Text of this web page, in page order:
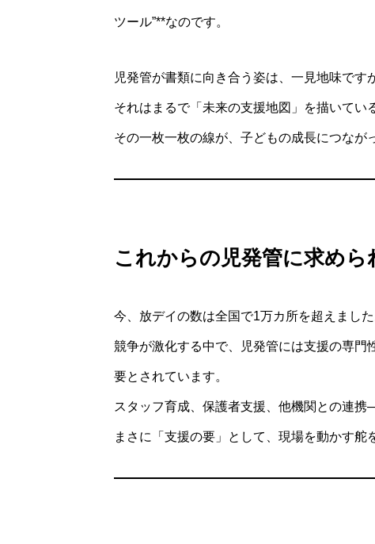
ツール”**なのです。
児発管が書類に向き合う姿は、一見地味です
それはまるで「未来の支援地図」を描いてい
その一枚一枚の線が、子どもの成長につなが
これからの児発管に求めら
今、放デイの数は全国で1万カ所を超えました
競争が激化する中で、児発管には支援の専門
要とされています。
スタッフ育成、保護者支援、他機関との連
まさに「支援の要」として、現場を動かす舵